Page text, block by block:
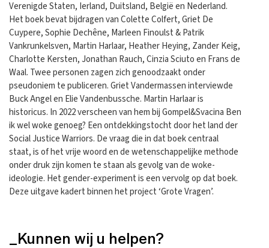
Verenigde Staten, Ierland, Duitsland, België en Nederland.
Het boek bevat bijdragen van Colette Colfert, Griet De
Cuypere, Sophie Dechêne, Marleen Finoulst & Patrik
Vankrunkelsven, Martin Harlaar, Heather Heying, Zander Keig,
Charlotte Kersten, Jonathan Rauch, Cinzia Sciuto en Frans de
Waal. Twee personen zagen zich genoodzaakt onder
pseudoniem te publiceren. Griet Vandermassen interviewde
Buck Angel en Elie Vandenbussche. Martin Harlaar is
historicus. In 2022 verscheen van hem bij Gompel&Svacina Ben
ik wel woke genoeg? Een ontdekkingstocht door het land der
Social Justice Warriors. De vraag die in dat boek centraal
staat, is of het vrije woord en de wetenschappelijke methode
onder druk zijn komen te staan als gevolg van de woke-
ideologie. Het gender-experiment is een vervolg op dat boek.
Deze uitgave kadert binnen het project ‘Grote Vragen’.
_Kunnen wij u helpen?